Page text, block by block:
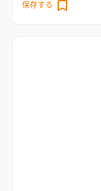
×木目の3色でまとめ
保存する